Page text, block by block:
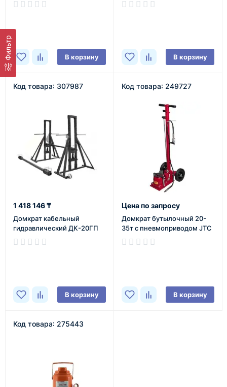
Фильтр В корзину В корзину
Код товара: 307987
1 418 146 ₸
Домкрат кабельный
гидравлический ДК-20ГП
В корзину
Код товара: 249727
Цена по запросу
Домкрат бутылочный 20-
35т с пневмоприводом JTC
В корзину
Код товара: 275443